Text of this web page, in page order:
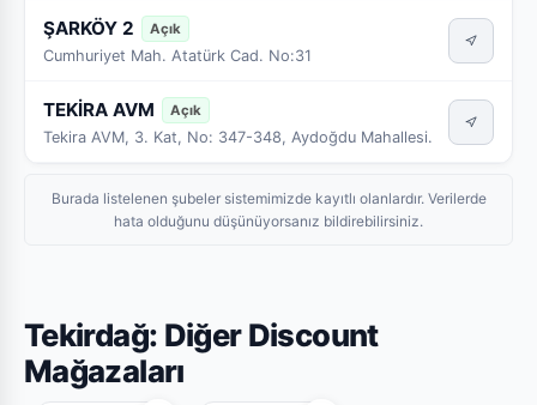
ŞARKÖY 2 Açık
Cumhuriyet Mah. Atatürk Cad. No:31
TEKİRA AVM Açık
Tekira AVM, 3. Kat, No: 347-348, Aydoğdu Mahallesi.
Burada listelenen şubeler sistemimizde kayıtlı olanlardır. Verilerde
hata olduğunu düşünüyorsanız bildirebilirsiniz.
Tekirdağ: Diğer Discount
Mağazaları